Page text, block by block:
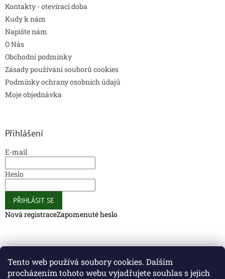
Tento web používá soubory cookies. Dalším
procházením tohoto webu vyjadřujete souhlas s jejich
Kontakty - otevírací doba
Kudy k nám
Napište nám
O Nás
Obchodní podmínky
Zásady používání souborů cookies
Podmínky ochrany osobních údajů
Moje objednávka
Přihlášení
E-mail
Heslo
PŘIHLÁSIT SE
Nová registraceZapomenuté heslo